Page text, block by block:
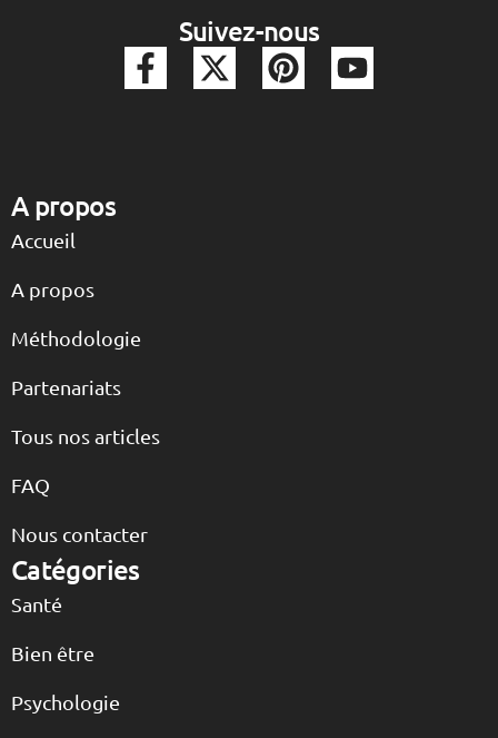
Suivez-nous
A propos
Accueil
A propos
Méthodologie
Partenariats
Tous nos articles
FAQ
Nous contacter
Catégories
Santé
Bien être
Psychologie